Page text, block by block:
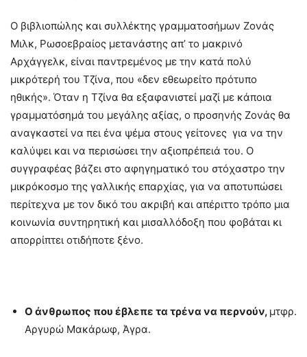
Ο βιβλιοπώλης και συλλέκτης γραμματοσήμων Ζονάς
Μιλκ, Ρωσοεβραίος μετανάστης απ’ το μακρινό
Αρχάγγελκ, είναι παντρεμένος με την κατά πολύ
μικρότερή του Τζίνα, που «δεν εθεωρείτο πρότυπο
ηθικής». Όταν η Τζίνα θα εξαφανιστεί μαζί με κάποια
γραμματόσημά του μεγάλης αξίας, ο προσηνής Ζονάς θα
αναγκαστεί να πει ένα ψέμα στους γείτονες για να την
καλύψει και να περισώσει την αξιοπρέπειά του. Ο
συγγραφέας βάζει στο αφηγηματικό του στόχαστρο την
μικρόκοσμο της γαλλικής επαρχίας, για να αποτυπώσει
περίτεχνα με τον δικό του ακριβή και απέριττο τρόπο μια
κοινωνία συντηρητική και μισαλλόδοξη που φοβάται κι
απορρίπτει οτιδήποτε ξένο.
Ο άνθρωπος που έβλεπε τα τρένα να περνούν, μτφρ.
Αργυρώ Μακάρωφ, Άγρα.